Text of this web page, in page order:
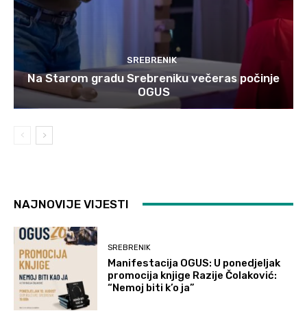
SREBRENIK
Na Starom gradu Srebreniku večeras počinje
OGUS
NAJNOVIJE VIJESTI
SREBRENIK
Manifestacija OGUS: U ponedjeljak
promocija knjige Razije Čolaković:
“Nemoj biti k’o ja”